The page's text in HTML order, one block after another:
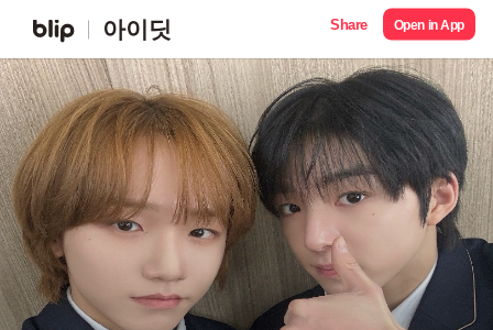
아이딧 Share Open in App